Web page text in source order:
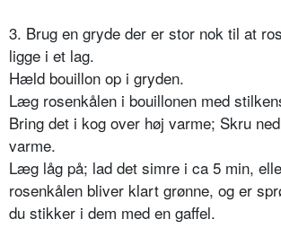
3. Brug en gryde der er stor nok til at
ligge i et lag.
Hæld bouillon op i gryden.
Læg rosenkålen i bouillonen med
Bring det i kog over høj varme; Skru
varme.
Læg låg på; lad det simre i ca 5 min,
rosenkålen bliver klart grønne, og er
du stikker i dem med en gaffel.